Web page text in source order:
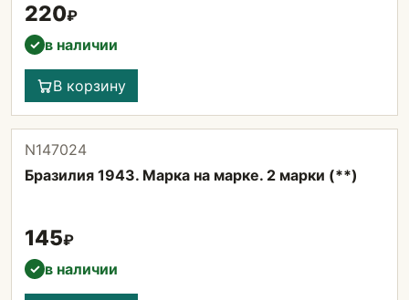
220₽
✓ в наличии
В корзину
N147024
Бразилия 1943. Марка на марке. 2 марки (**)
145₽
✓ в наличии